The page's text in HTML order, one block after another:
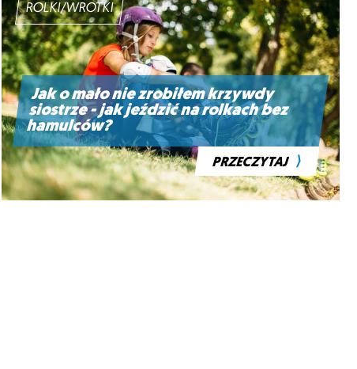
ROLKI/WROTKI
Jak o mało nie zrobiłem krzywdy
siostrze - jak jeździć na rolkach bez
hamulców?
PRZECZYTAJ ⟩